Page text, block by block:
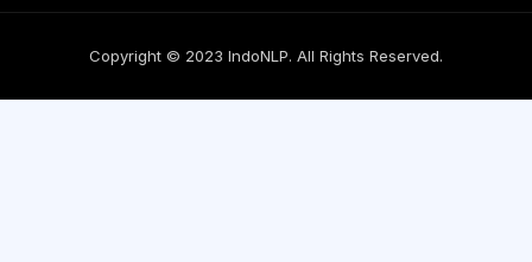
Copyright © 2023 IndoNLP. All Rights Reserved.